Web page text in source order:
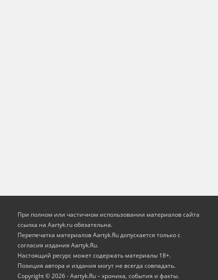
При полном или частичном использовании материалов сайта
ссылка на Aartyk.ru oбязательна.
Перепечатка материалов Aartyk.Ru допускается только с
согласия издания Aartyk.Ru.
Настоящий ресурс может содержать материалы 18+.
Позиция автора и издания могут не всегда совпадать.
Copyright © 2026 - Aartyk.Ru – хроника, события и факты.